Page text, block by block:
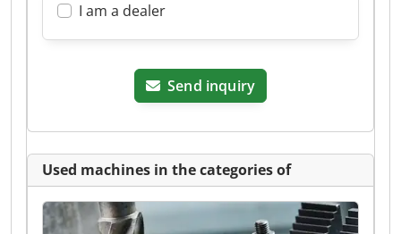
I am a dealer
Send inquiry
Used machines in the categories of